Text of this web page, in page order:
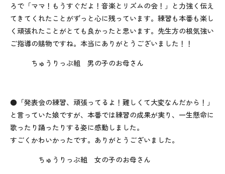
ろで「ママ！もうすぐだよ！音楽とリズムの会！」と力強く伝え
てきてくれたことがずっと心に残っています。練習も本番も楽し
く頑張れたことがとても良かったと思います。先生方の根気強い
ご指導の賜物ですね。本当にありがとうございました！！
ちゅうりっぷ組 男の子のお母さん
●「発表会の練習、頑張ってるよ！難しくて大変なんだから！」
と言っていた娘ですが、本番では練習の成果が実り、一生懸命に
歌ったり踊ったりする姿に感動しました。
すごくかわいかったです。ありがとうございました。
ちゅうりっぷ組 女の子のお母さん